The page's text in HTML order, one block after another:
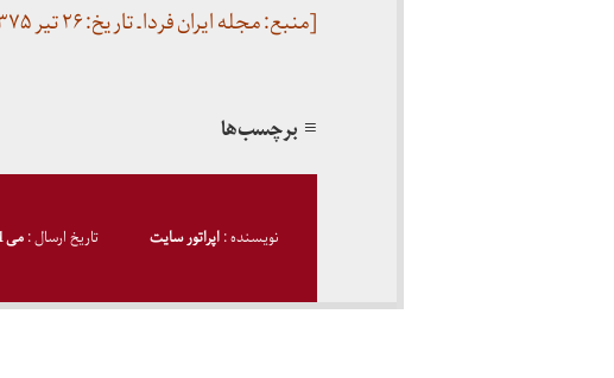
[منبع: مجله ایران فردا ـ تاریخ: ۲۶ تیر ۱۳۷۵]
≡ برچسب‌ها
نویسنده :اپراتور سایت تاریخ ارسال :می 21, 2017